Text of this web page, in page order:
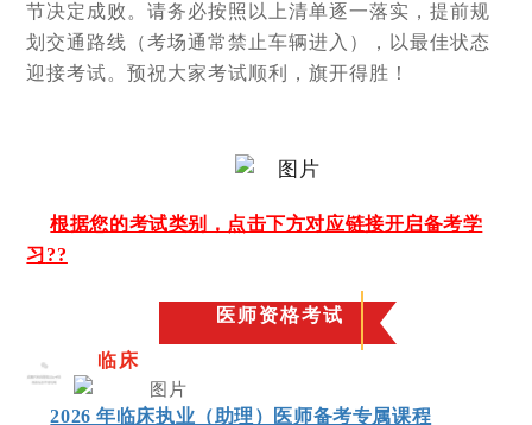
节决定成败。请务必按照以上清单逐一落实，提前规
划交通路线（考场通常禁止车辆进入），以最佳状态
迎接考试。预祝大家考试顺利，旗开得胜！
根据您的考试类别，点击下方对应链接开启备考学
习 ??
医师资格考试
临床
2026 年临床执业（助理）医师备考专属课程